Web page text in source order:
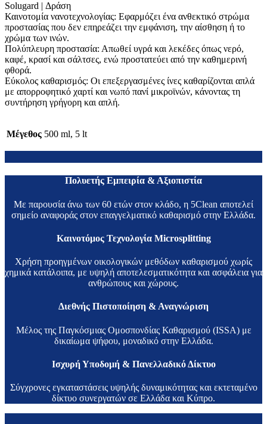
Solugard | Δράση
Καινοτομία νανοτεχνολογίας: Εφαρμόζει ένα ανθεκτικό στρώμα
προστασίας που δεν επηρεάζει την εμφάνιση, την αίσθηση ή το
χρώμα των ινών.
Πολύπλευρη προστασία: Απωθεί υγρά και λεκέδες όπως νερό,
καφέ, κρασί και σάλτσες, ενώ προστατεύει από την καθημερινή
φθορά.
Εύκολος καθαρισμός: Οι επεξεργασμένες ίνες καθαρίζονται απλά
με απορροφητικό χαρτί και νωπό πανί μικροϊνών, κάνοντας τη
συντήρηση γρήγορη και απλή.
Μέγεθος 500 ml, 5 lt
Πολυετής Εμπειρία & Αξιοπιστία
Με παρουσία άνω των 60 ετών στον κλάδο, η 5Clean αποτελεί
σημείο αναφοράς στον επαγγελματικό καθαρισμό στην Ελλάδα.
Καινοτόμος Τεχνολογία Microsplitting
Χρήση προηγμένων οικολογικών μεθόδων καθαρισμού χωρίς
χημικά κατάλοιπα, με υψηλή αποτελεσματικότητα και ασφάλεια για
ανθρώπους και χώρους.
Διεθνής Πιστοποίηση & Αναγνώριση
Μέλος της Παγκόσμιας Ομοσπονδίας Καθαρισμού (ISSA) με
δικαίωμα ψήφου, μοναδικό στην Ελλάδα.
Ισχυρή Υποδομή & Πανελλαδικό Δίκτυο
Σύγχρονες εγκαταστάσεις υψηλής δυναμικότητας και εκτεταμένο
δίκτυο συνεργατών σε Ελλάδα και Κύπρο.